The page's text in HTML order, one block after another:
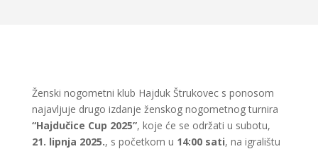
Ženski nogometni klub Hajduk Štrukovec s ponosom
najavljuje drugo izdanje ženskog nogometnog turnira
“Hajdučice Cup 2025”, koje će se održati u subotu,
21. lipnja 2025., s početkom u 14:00 sati, na igralištu